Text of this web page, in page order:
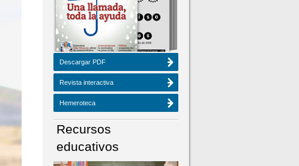
Descargar PDF
Revista interactiva
Hemeroteca
Recursos
educativos